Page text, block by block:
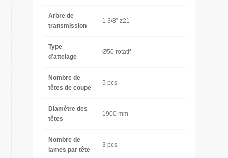
Arbre de
transmission
1 3/8” z21
Type
d’attelage
Ø50 rotatif
Nombre de
têtes de coupe
5 pcs
Diamètre des
têtes
1900 mm
Nombre de
lames par tête
3 pcs